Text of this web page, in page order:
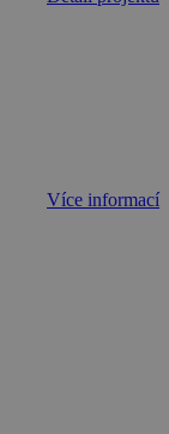
Více informací